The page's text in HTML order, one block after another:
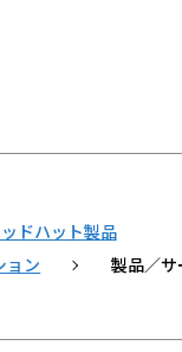
ッドハット製品
ョン 製品／サ